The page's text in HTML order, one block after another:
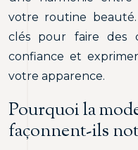
votre routine beauté.
clés pour faire des
confiance et
votre apparence.
Pourquoi la
façonnent-ils